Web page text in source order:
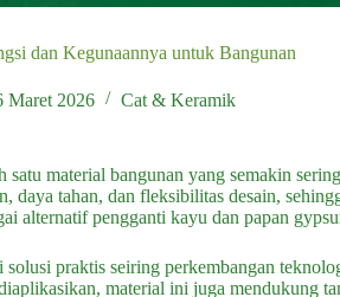
dan Kegunaannya untuk Bangunan
Maret 2026 Cat & Keramik
satu material bangunan yang semakin
daya tahan, dan fleksibilitas desain,
alternatif pengganti kayu dan papan
praktis seiring perkembangan
material ini juga mendukung